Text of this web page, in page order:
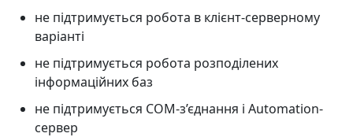
не підтримується робота в клієнт-серверному
варіанті
не підтримується робота розподілених
інформаційних баз
не підтримується СОМ-з’єднання і Automation-
сервер